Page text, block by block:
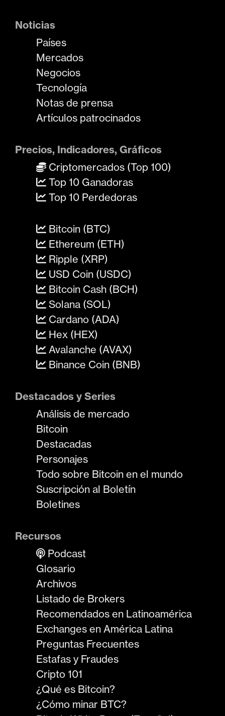
Noticias
Países
Mercados
Negocios
Tecnología
Notas de prensa
Artículos patrocinados
Precios, Indicadores, Gráficos
Criptomercados (Top 100)
Top 10 Ganadoras
Top 10 Perdedoras
Bitcoin (BTC)
Ethereum (ETH)
Ripple (XRP)
USD Coin (USDC)
Bitcoin Cash (BCH)
Solana (SOL)
Cardano (ADA)
Hex (HEX)
Avalanche (AVAX)
Binance Coin (BNB)
Destacados y Series
Análisis de mercado
Bitcoin
Destacadas
Personajes
Todo sobre Bitcoin en el mundo
Suscripción al Boletín
Boletines
Recursos
Podcast
Glosario
Archivos
Listado de Brokers
Recomendados en Latinoamérica
Exchanges en América Latina
Preguntas Frecuentes
Estafas y Fraudes
Cripto 101
¿Qué es Bitcoin?
¿Cómo minar BTC?